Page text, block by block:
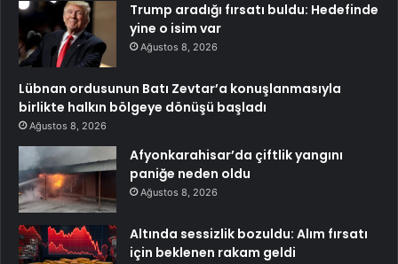
Trump aradığı fırsatı buldu: Hedefinde
yine o isim var
Ağustos 8, 2026
Lübnan ordusunun Batı Zevtar’a konuşlanmasıyla
birlikte halkın bölgeye dönüşü başladı
Ağustos 8, 2026
Afyonkarahisar’da çiftlik yangını
paniğe neden oldu
Ağustos 8, 2026
Altında sessizlik bozuldu: Alım fırsatı
için beklenen rakam geldi